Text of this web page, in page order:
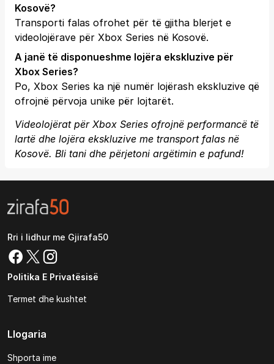
Kosovë?
Transporti falas ofrohet për të gjitha blerjet e
videolojërave për Xbox Series në Kosovë.
A janë të disponueshme lojëra ekskluzive për
Xbox Series?
Po, Xbox Series ka një numër lojërash ekskluzive që
ofrojnë përvoja unike për lojtarët.
Videolojërat për Xbox Series ofrojnë performancë të
lartë dhe lojëra ekskluzive me transport falas në
Kosovë. Bli tani dhe përjetoni argëtimin e pafund!
Rri i lidhur me Gjirafa50
Politika E Privatësisë
Termet dhe kushtet
Llogaria
Shporta ime